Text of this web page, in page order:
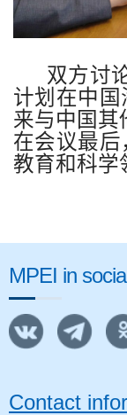
双方讨
计划在中
来与中国其
在会议最
教育和科学
MPEI in
Contact